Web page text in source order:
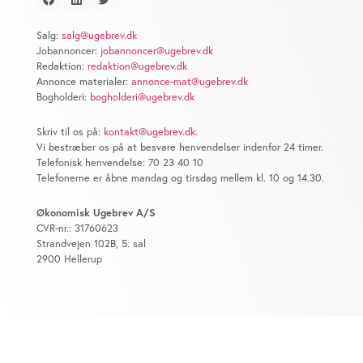
sociale medier, annonceringspartnere og
analysepartnere. Vores partnere kan kombinere disse
data med andre oplysninger, du har givet dem, eller som
de har indsamlet fra din brug af deres tjenester. Du
anvende vores hjemmeside.
Salg: salg@ugebrev.dk
Jobannoncer: jobannoncer@ugebrev.dk
Redaktion: redaktion@ugebrev.dk
Annonce materialer: annonce-mat@ugebrev.dk
Bogholderi: bogholderi@ugebrev.dk
Skriv til os på: kontakt@ugebrev.dk.
Vi bestræber os på at besvare henvendelser indenfor 24 timer.
Telefonisk henvendelse: 70 23 40 10
Telefonerne er åbne mandag og tirsdag mellem kl. 10 og 14.30.
Økonomisk Ugebrev A/S
CVR-nr.: 31760623
Strandvejen 102B, 5. sal
2900 Hellerup